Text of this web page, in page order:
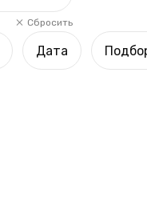
Сбросить
Дата